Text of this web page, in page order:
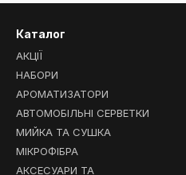
Каталог
АКЦІЇ
НАБОРИ
АРОМАТИЗАТОРИ
АВТОМОБІЛЬНІ СЕРВЕТКИ
МИЙКА ТА СУШКА
МІКРОФІБРА
АКСЕСУАРИ ТА